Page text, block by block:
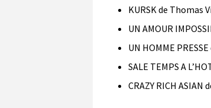
KURSK de Thomas
UN AMOUR
UN HOMME
SALE TEMPS A
CRAZY RICH ASIAN